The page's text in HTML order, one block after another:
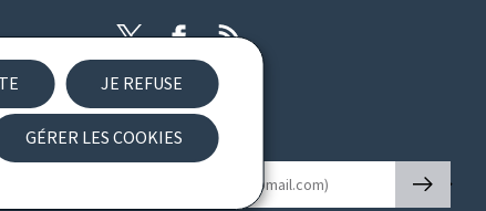
JE REFUSE
GÉRER LES COOKIES
TwitterFacebook
RSS
Newsletter
🡒